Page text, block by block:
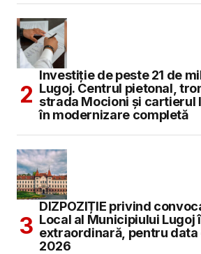
Investiție de peste 21 de
Lugoj. Centrul pietonal,
strada Mocioni și cartierul
în modernizare completă
DIZPOZIȚIE privind
Local al Municipiului Lugoj
extraordinară, pentru data
2026